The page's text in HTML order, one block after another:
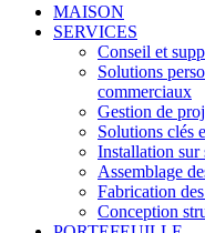
MAISON
SERVICES
Conseil et
Solutions
commerciaux
Gestion de
Solutions clés
Installation sur
Assemblage
Fabrication
Conception